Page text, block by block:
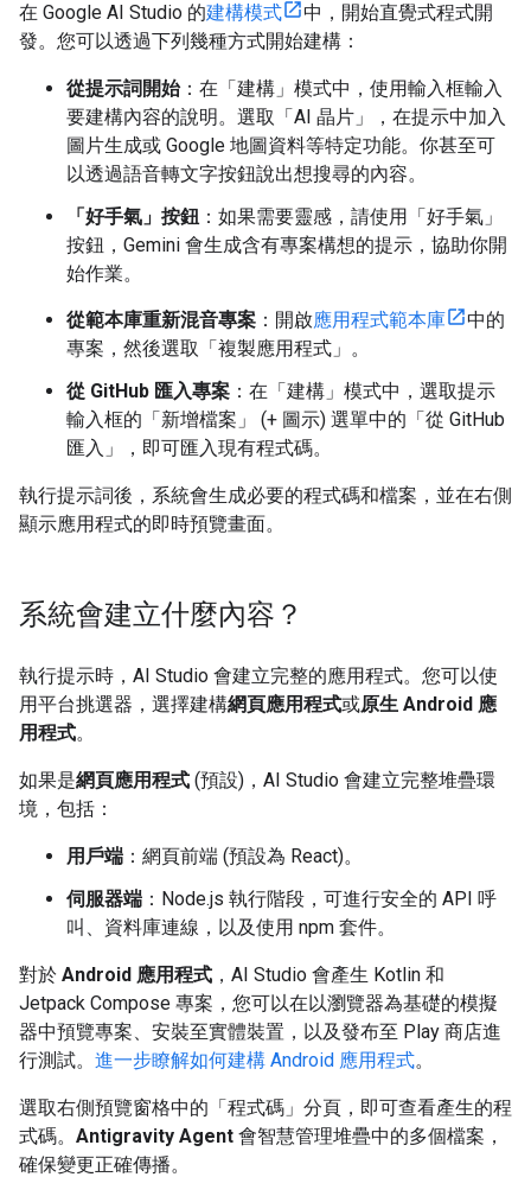
在 Google AI Studio 的建構模式
中，開始直覺式程式開
發。您可以透過下列幾種方式開始建構：
從提示詞開始：在「建構」模式中，使用輸入框輸入
要建構內容的說明。選取「AI 晶片」，在提示中加入
圖片生成或 Google 地圖資料等特定功能。你甚至可
以透過語音轉文字按鈕說出想搜尋的內容。
「好手氣」按鈕 ：如果需要靈感，請使用「好手氣」
按鈕，Gemini 會生成含有專案構想的提示，協助你開
始作業。
從範本庫重新混音專案 ：開啟應用程式範本庫
中的
專案，然後選取「複製應用程式」 。
從 GitHub 匯入專案 ：在「建構」模式中，選取提示
輸入框的「新增檔案」
(+ 圖示) 選單中的「從 GitHub
匯入」
，即可匯入現有程式碼。
執行提示詞後，系統會生成必要的程式碼和檔案，並在右側
顯示應用程式的即時預覽畫面。
系統會建立什麼內容？
執行提示時，AI Studio 會建立完整的應用程式。您可以使
用平台挑選器，選擇建構網頁應用程式或原生 Android 應
用程式。
如果是網頁應用程式 (預設)，AI Studio 會建立完整堆疊環
境，包括：
用戶端 ：網頁前端 (預設為 React)。
伺服器端 ：Node.js 執行階段，可進行安全的 API 呼
叫、資料庫連線，以及使用 npm 套件。
對於 Android 應用程式 ，AI Studio 會產生 Kotlin 和
Jetpack Compose 專案，您可以在以瀏覽器為基礎的模擬
器中預覽專案、安裝至實體裝置，以及發布至 Play 商店進
行測試。 進一步瞭解如何建構 Android 應用程式。
選取右側預覽窗格中的「程式碼」 分頁，即可查看產生的程
式碼。 Antigravity Agent 會智慧管理堆疊中的多個檔案，
確保變更正確傳播。